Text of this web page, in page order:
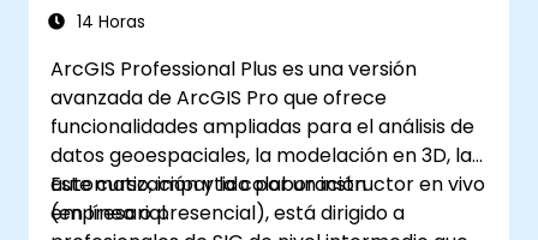
14 Horas
ArcGIS Professional Plus es una versión
avanzada de ArcGIS Pro que ofrece
funcionalidades ampliadas para el análisis de
datos geoespaciales, la modelación en 3D, la
automatización y la colaboración
empresarial.
Este curso, impartido por un instructor en vivo
(en línea o presencial), está dirigido a